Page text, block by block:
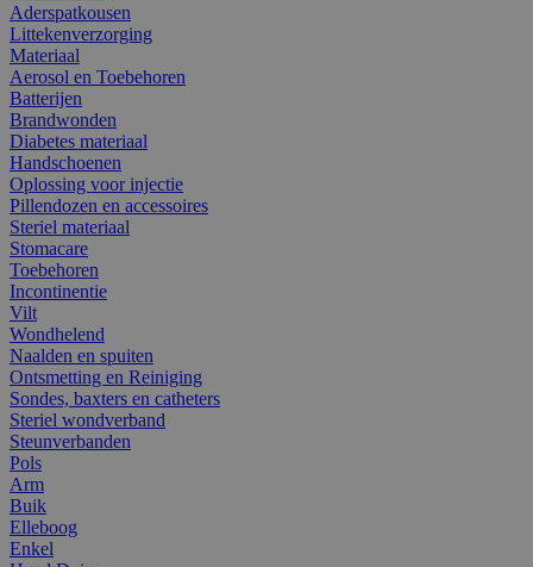
Aderspatkousen
Littekenverzorging
Materiaal
Aerosol en Toebehoren
Batterijen
Brandwonden
Diabetes materiaal
Handschoenen
Oplossing voor injectie
Pillendozen en accessoires
Steriel materiaal
Stomacare
Toebehoren
Incontinentie
Vilt
Wondhelend
Naalden en spuiten
Ontsmetting en Reiniging
Sondes, baxters en catheters
Steriel wondverband
Steunverbanden
Pols
Arm
Buik
Elleboog
Enkel